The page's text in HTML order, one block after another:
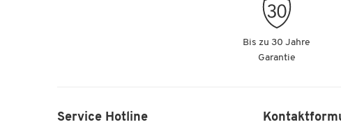
Bis zu 30 Jahre
Garantie
Service Hotline